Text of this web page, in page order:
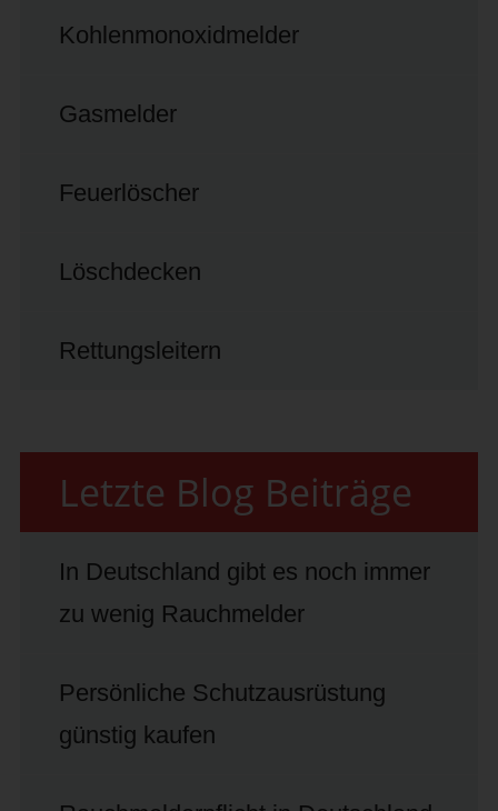
Kohlenmonoxidmelder
Gasmelder
Feuerlöscher
Löschdecken
Rettungsleitern
Letzte Blog Beiträge
In Deutschland gibt es noch immer
zu wenig Rauchmelder
Persönliche Schutzausrüstung
günstig kaufen